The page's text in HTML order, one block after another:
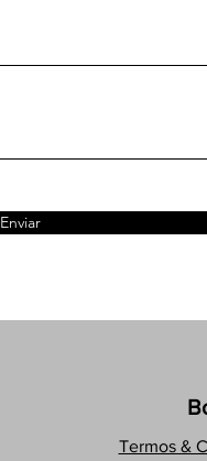
Enviar
Termos &